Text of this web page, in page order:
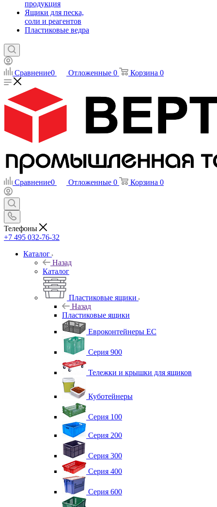
продукция
Ящики для песка,
соли и реагентов
Пластиковые ведра
Сравнение0 Отложенные 0 Корзина 0
Сравнение0 Отложенные 0 Корзина 0
Телефоны
+7 495 032-76-32
Каталог
Назад
Каталог
Пластиковые ящики
Назад
Пластиковые ящики
Евроконтейнеры ЕС
Серия 900
Тележки и крышки для ящиков
Куботейнеры
Серия 100
Серия 200
Серия 300
Серия 400
Серия 600